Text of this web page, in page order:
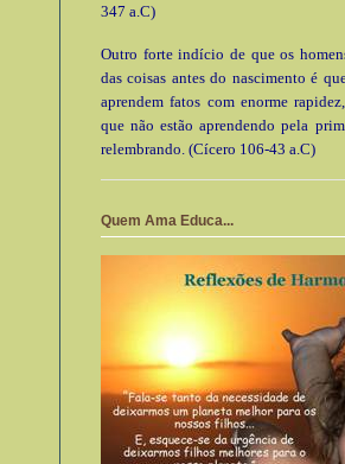
347 a.C)
Outro forte indício de que os
das coisas antes do nascimento é
aprendem fatos com enorme
que não estão aprendendo pela
relembrando. (Cícero 106-43 a.C)
Quem Ama Educa...